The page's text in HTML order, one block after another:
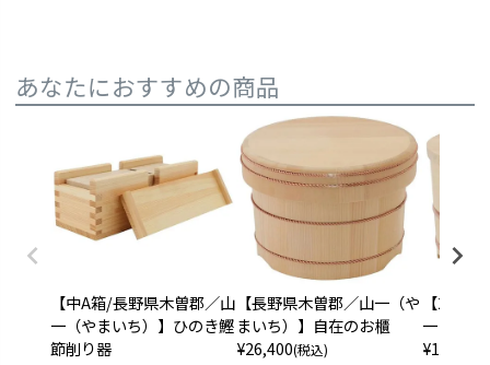
あなたにおすすめの商品
【中A箱/長野県木曽郡／山
一（やまいち）】ひのき鰹
節削り器
【長野県木曽郡／山一（や
まいち）】自在のお櫃
¥26,400(税込)
【
一（やま
¥17,600